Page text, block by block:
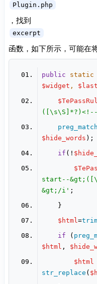
Plugin.php
，找到
excerpt
函数，如下所示，可能在
public static
$widget ,
([\s\S]*?)<!--
$hide_words
if (!
start--
&gt;/i'
$html =
if (
$html ,
$html
str_replace (